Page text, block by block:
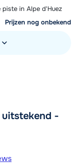
piste in Alpe d'Huez
Prijzen nog onbekend
uitstekend -